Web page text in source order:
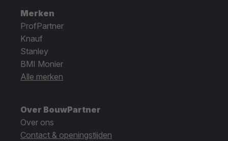
Merken
ProfPartner
Knauf
Stanley
BMI Monier
Alle merken
Over BouwPartner
Over ons
Contact & openingstijden